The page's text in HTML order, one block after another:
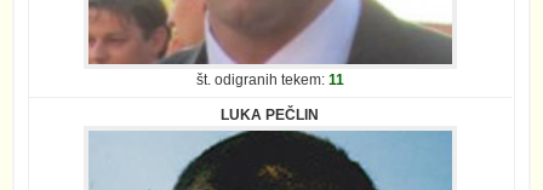
št. odigranih tekem: 11
LUKA PEČLIN